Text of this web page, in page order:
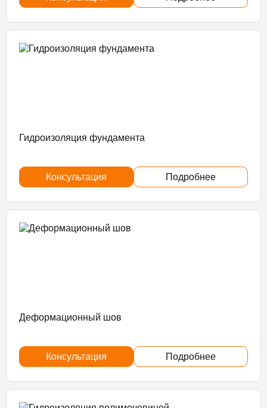
Гидроизоляция фундамента
Консультация Подробнее
Деформационный шов
Консультация Подробнее